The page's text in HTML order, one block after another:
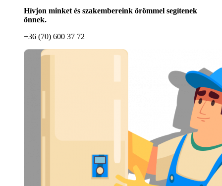
Hívjon minket és szakembereink örömmel segítenek
önnek.
+36 (70) 600 37 72